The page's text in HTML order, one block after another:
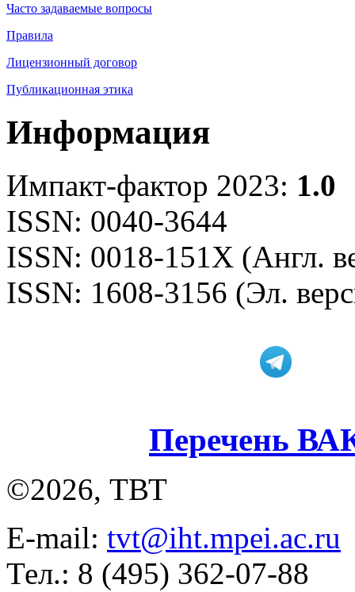
Часто задаваемые вопросы
Правила
Лицензионный договор
Публикационная этика
Информация
Импакт-фактор 2023: 1.0
ISSN: 0040-3644
ISSN: 0018-151X (Англ.
ISSN: 1608-3156 (Эл.
Перечень
©2026, ТВТ
E-mail: tvt@iht.mpei.ac.ru
Тел.: 8 (495) 362-07-88